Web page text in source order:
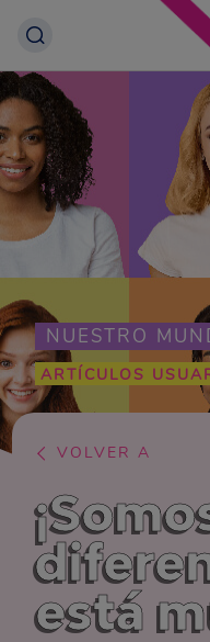
NUESTRO
ARTÍCULOS
VOLVER A
está